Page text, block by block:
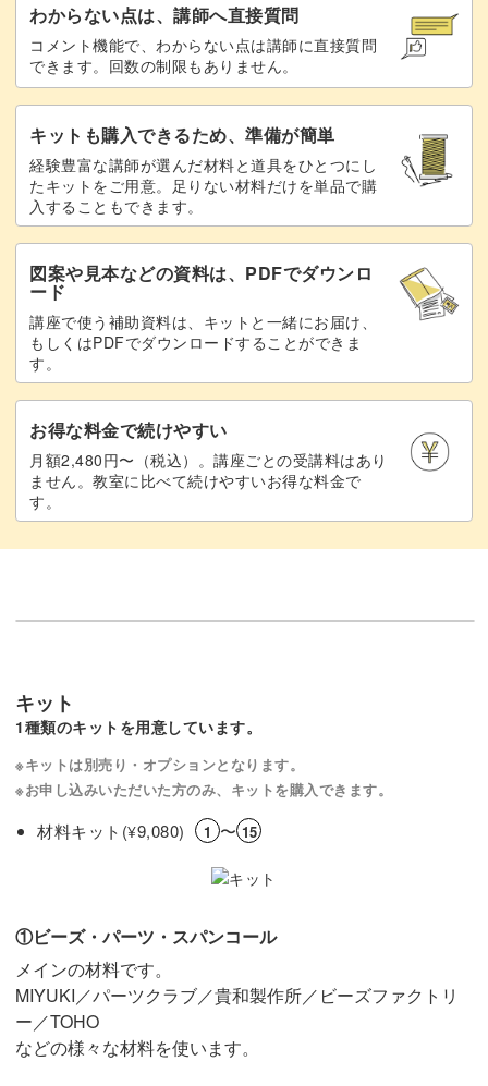
わからない点は、講師へ直接質問
コメント機能で、わからない点は講師に直接質問
できます。回数の制限もありません。
キットも購入できるため、準備が簡単
経験豊富な講師が選んだ材料と道具をひとつにし
たキットをご用意。足りない材料だけを単品で購
入することもできます。
図案や見本などの資料は、PDFでダウンロ
ード
講座で使う補助資料は、キットと一緒にお届け、
もしくはPDFでダウンロードすることができま
す。
お得な料金で続けやすい
月額2,480円〜（税込）。講座ごとの受講料はあり
ません。教室に比べて続けやすいお得な料金で
す。
キット
1種類のキットを用意しています。
※キットは別売り・オプションとなります。
※お申し込みいただいた方のみ、キットを購入できます。
材料キット(¥9,080) 1 〜 15
①ビーズ・パーツ・スパンコール
メインの材料です。
MIYUKI／パーツクラブ／貴和製作所／ビーズファクトリ
ー／TOHO
などの様々な材料を使います。